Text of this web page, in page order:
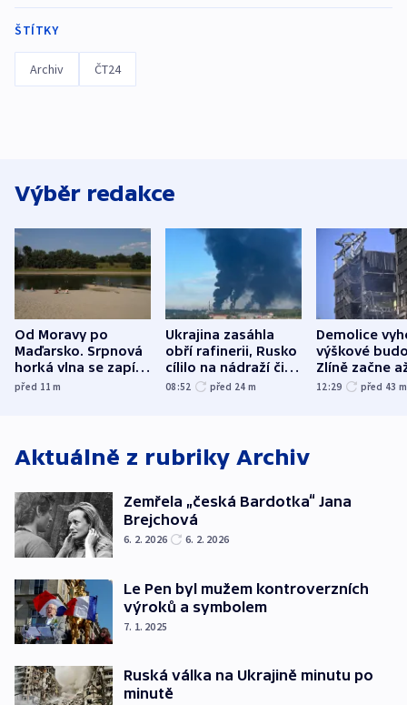
ŠTÍTKY
Archiv ČT24
Výběr redakce
Od Moravy po
Maďarsko. Srpnová
horká vlna se zapíše
do dějin
před 11m
Ukrajina zasáhla
obří rafinerii, Rusko
cílilo na nádraží či
autobus
08:52 před 24 m
Demolice
výškové
Zlíně začne
následujících
12:29 před 43 m
Aktuálně z rubriky Archiv
Zemřela „česká Bardotka“ Jana
Brejchová
6. 2. 2026 6. 2. 2026
Le Pen byl mužem kontroverzních
výroků a symbolem
7. 1. 2025
Ruská válka na Ukrajině minutu po
minutě